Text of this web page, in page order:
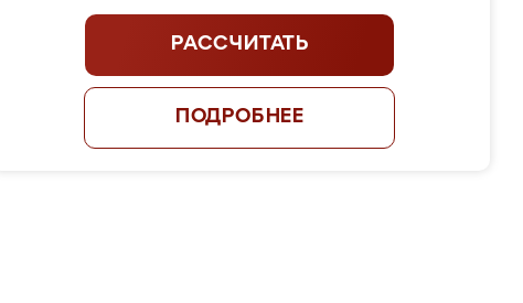
РАССЧИТАТЬ
ПОДРОБНЕЕ